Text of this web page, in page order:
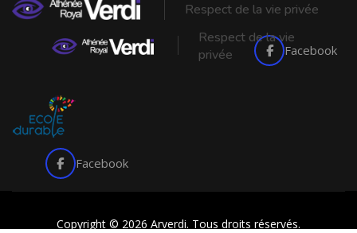
Respect de la vie privée
Facebook
Respect de la vie
privée
Facebook
Copyright © 2026 Arverdi. Tous droits réservés.